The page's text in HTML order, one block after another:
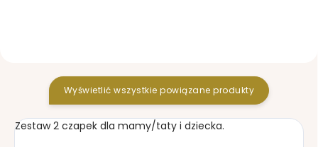
Wyświetlić wszystkie powiązane produkty
Zestaw 2 czapek dla mamy/taty i dziecka.